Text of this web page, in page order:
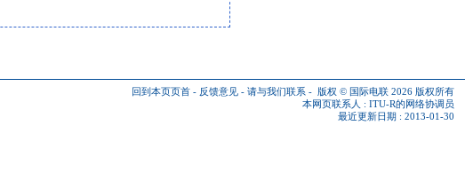
回到本页页首 - 反馈意见 - 请与我们联系 - 版权 © 国际电联 2026 版权所有
本网页联系人 : ITU-R的网络协调员
最近更新日期 : 2013-01-30